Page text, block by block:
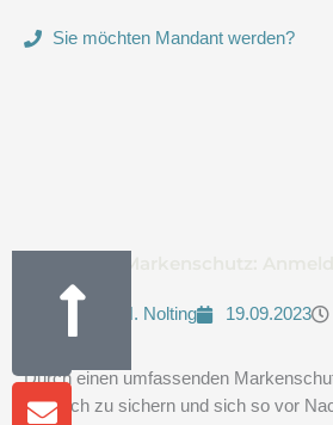
Inhalt
Sie möchten Mandant werden?
alt
Boris H. Nolting 19.09.2023
Durch einen umfassenden
rechtlich zu sichern und sich so vor